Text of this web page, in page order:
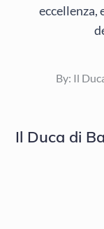
eccellenza,
By: Il
Il Duca di